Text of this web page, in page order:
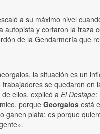
a su máximo nivel
autopista y cortaron la traza
de la Gendarmería que
la situación es un
trabajadores se quedaron en
de ellos, explicó a El Destape:
porqueGeorgalos está
ganen plata: es porque